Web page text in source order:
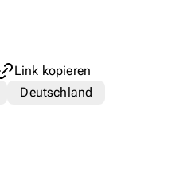
Link kopieren
Deutschland